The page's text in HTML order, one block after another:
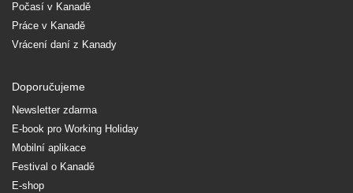
Počasí v Kanadě
Práce v Kanadě
Vrácení daní z Kanady
Doporučujeme
Newsletter zdarma
E-book pro Working Holiday
Mobilní aplikace
Festival o Kanadě
E-shop